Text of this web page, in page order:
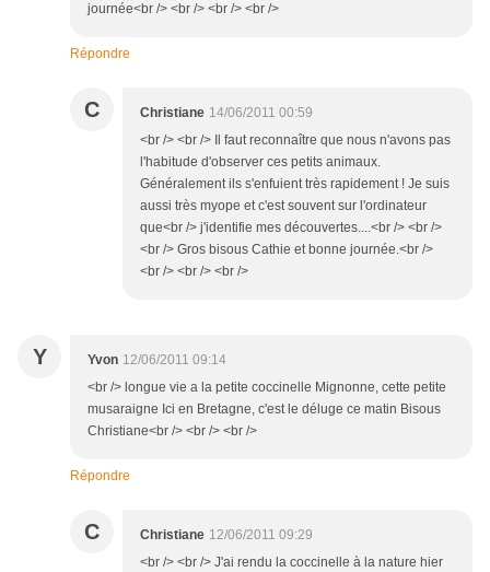
journée<br /> <br /> <br /> <br />
Répondre
C Christiane 14/06/2011 00:59
<br /> <br /> Il faut reconnaître que nous n'avons pas
l'habitude d'observer ces petits animaux.
Généralement ils s'enfuient très rapidement ! Je suis
aussi très myope et c'est souvent sur l'ordinateur
que<br /> j'identifie mes découvertes....<br /> <br />
<br /> Gros bisous Cathie et bonne journée.<br />
<br /> <br /> <br />
Y Yvon 12/06/2011 09:14
<br /> longue vie a la petite coccinelle Mignonne, cette petite
musaraigne Ici en Bretagne, c'est le déluge ce matin Bisous
Christiane<br /> <br /> <br />
Répondre
C Christiane 12/06/2011 09:29
<br /> <br /> J'ai rendu la coccinelle à la nature hier